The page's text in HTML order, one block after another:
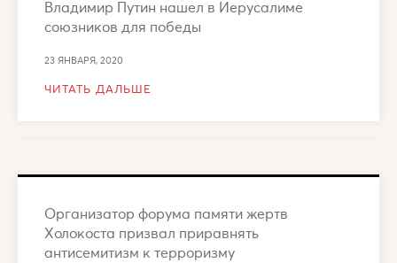
Владимир Путин нашел в Иерусалиме
союзников для победы
23 ЯНВАРЯ, 2020
ЧИТАТЬ ДАЛЬШЕ
Организатор форума памяти жертв
Холокоста призвал приравнять
антисемитизм к терроризму